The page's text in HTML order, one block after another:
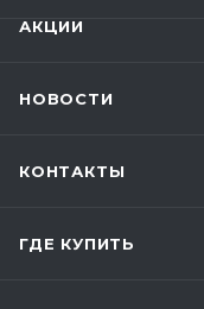
АКЦИИ
НОВОСТИ
КОНТАКТЫ
ГДЕ КУПИТЬ